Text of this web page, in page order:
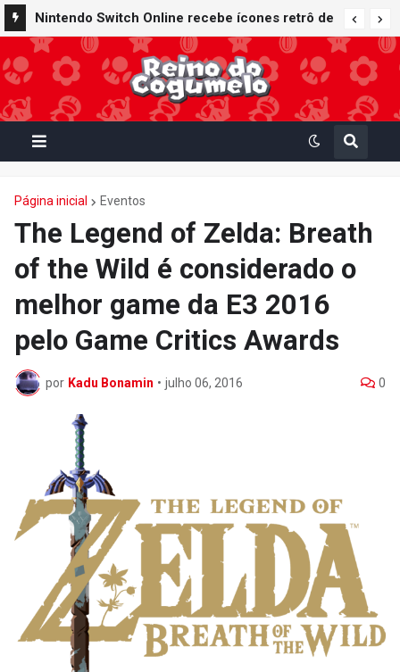
Nintendo Switch Online recebe ícones retrô de
Mario Paint (SNES) e Mario Kart: Super Circuit
(GBA)
Página inicial Eventos
The Legend of Zelda: Breath
of the Wild é considerado o
melhor game da E3 2016
pelo Game Critics Awards
por Kadu Bonamin • julho 06, 2016 0